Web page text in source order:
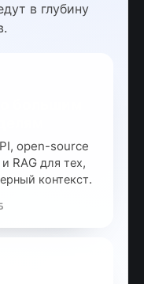
в глубину
open-source
RAG для тех,
контекст.